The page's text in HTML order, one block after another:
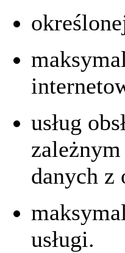
usług
danych z
usługi.